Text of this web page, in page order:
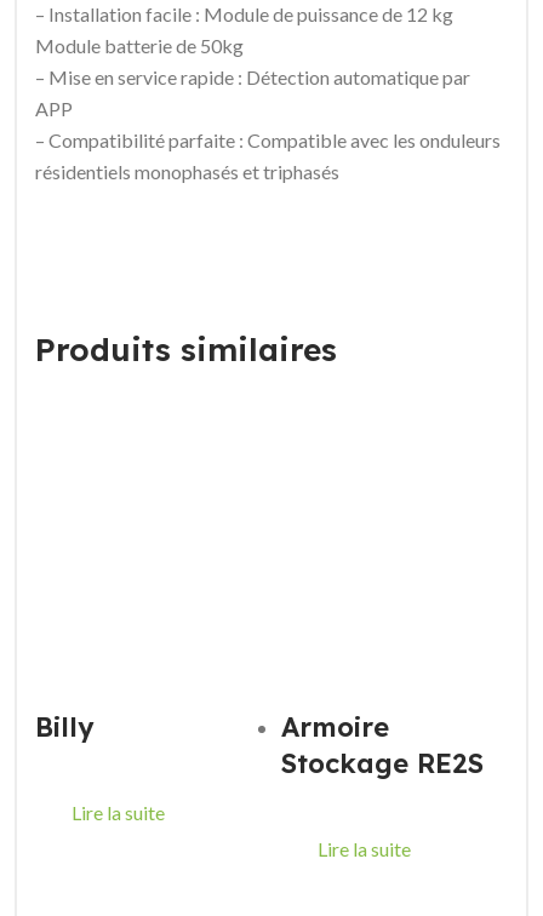
– Installation facile : Module de puissance de 12 kg
Module batterie de 50kg
– Mise en service rapide : Détection automatique par
APP
– Compatibilité parfaite : Compatible avec les onduleurs
résidentiels monophasés et triphasés
Produits similaires
Billy
Lire la suite
Armoire
Stockage RE2S
Lire la suite